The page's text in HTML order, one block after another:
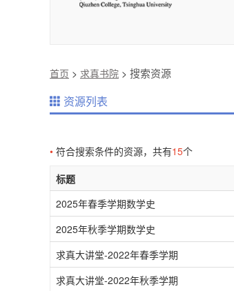
首页 > 求真书院 > 搜索资源
资源列表
• 符合搜索条件的资源，共有15个
标题
2025年春季学期数学史
2025年秋季学期数学史
求真大讲堂-2022年春季学期
求真大讲堂-2022年秋季学期